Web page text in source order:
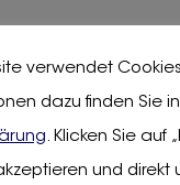
verwendet
dazu finden Sie
. Klicken Sie auf
und direkt